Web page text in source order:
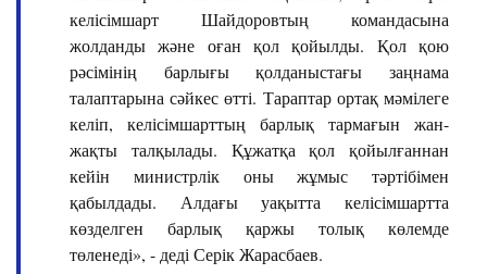
келісімшарт Шайдоровтың командасына
жолданды және оған қол қойылды. Қол қою
рәсімінің барлығы қолданыстағы заңнама
талаптарына сәйкес өтті. Тараптар ортақ мәмілеге
келіп, келісімшарттың барлық тармағын жан-
жақты талқылады. Құжатқа қол қойылғаннан
кейін министрлік оны жұмыс тәртібімен
қабылдады. Алдағы уақытта келісімшартта
көзделген барлық қаржы толық көлемде
төленеді», - деді Серік Жарасбаев.